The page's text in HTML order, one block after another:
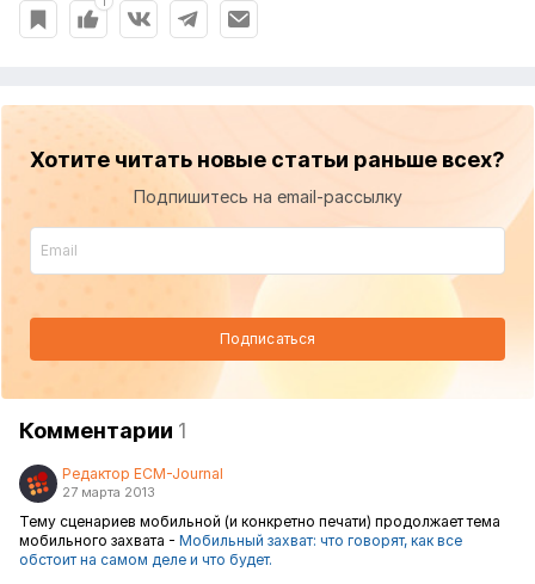
Хотите читать новые статьи раньше всех?
Подпишитесь на email-рассылку
Подписаться
Комментарии 1
Редактор ECM-Journal
27 марта 2013
Тему сценариев мобильной (и конкретно печати) продолжает тема
мобильного захвата - Мобильный захват: что говорят, как все
обстоит на самом деле и что будет.